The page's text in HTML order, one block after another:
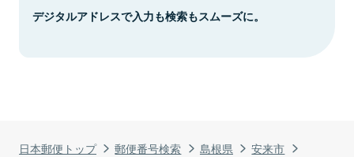
日本郵便トップ 郵便番号検索 島根県
安来市
デジタルアドレスで入力も検索もスムーズに。